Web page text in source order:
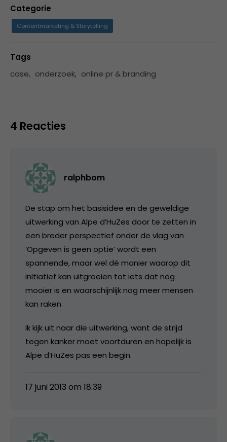
Categorie
Contentmarketing & Storytelling
Tags
case, onderzoek, online pr & branding
4 Reacties
ralphbom
De stap om het basisidee en de geweldige
uitwerking van Alpe d’HuZes door te zetten in
een breder perspectief onder de vlag van
‘Opgeven is geen optie’ wordt een
spannende, maar wel dé manier waarop dit
initiatief kan uitgroeien tot iets dat nog
mooier is en waarschijnlijk nog meer mensen
kan raken.
Ik kijk uit naar die uitwerking, want de strijd
tegen kanker moet voortduren en hopelijk is
Alpe d’HuZes pas een begin.
17 juni 2013 om 18:39